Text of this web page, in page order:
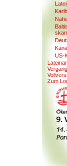
L
K
Baltis
US-
V
Zum Lo